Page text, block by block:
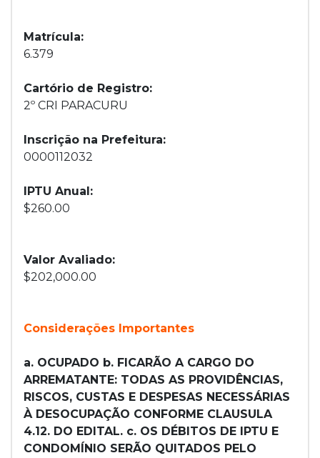
Matrícula:
6.379
Cartório de Registro:
2º CRI PARACURU
Inscrição na Prefeitura:
0000112032
IPTU Anual:
$260.00
Valor Avaliado:
$202,000.00
Considerações Importantes
a. OCUPADO b. FICARÃO A CARGO DO
ARREMATANTE: TODAS AS PROVIDÊNCIAS,
RISCOS, CUSTAS E DESPESAS NECESSÁRIAS
À DESOCUPAÇÃO CONFORME CLAUSULA
4.12. DO EDITAL. c. OS DÉBITOS DE IPTU E
CONDOMÍNIO SERÃO QUITADOS PELO